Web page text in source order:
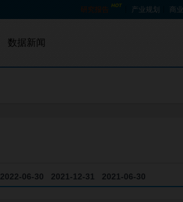
研究报告 产业规划 商
数据新闻
2022-06-30 2021-12-31 2021-06-30